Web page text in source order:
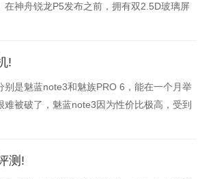
神舟锐龙P5发布之前，拥有双2.5D玻璃屏
时，刷新了双2.
!
是魅蓝note3和魅族PRO 6，能在一个月举
被破了，魅蓝note3因为性价比极高，受到
一款，然而今天发布的魅蓝
测!